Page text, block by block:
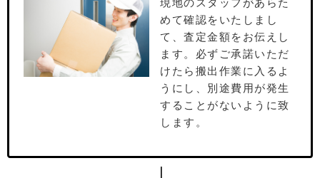
現地のスタッフがあらた
めて確認をいたしまし
て、査定⾦額をお伝えし
ます。必ずご承諾いただ
けたら搬出作業に⼊るよ
うにし、別途費⽤が発⽣
することがないように致
します。